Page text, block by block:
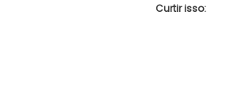
Curtir isso: